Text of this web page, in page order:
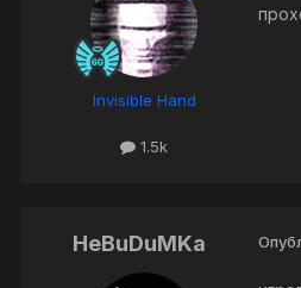
Invisible Hand
1.5k
HeBuDuMKa